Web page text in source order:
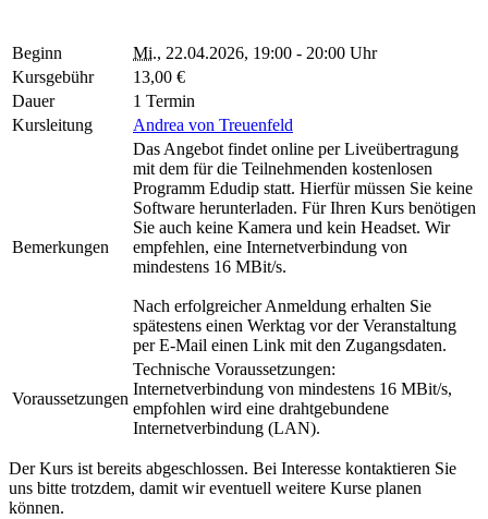
Beginn Mi., 22.04.2026, 19:00 - 20:00 Uhr
Kursgebühr
13,00 €
Dauer
1 Termin
Kursleitung
Andrea von Treuenfeld
Bemerkungen
Das Angebot findet online per Liveübertragung
mit dem für die Teilnehmenden kostenlosen
Programm Edudip statt. Hierfür müssen Sie keine
Software herunterladen. Für Ihren Kurs benötigen
Sie auch keine Kamera und kein Headset. Wir
empfehlen, eine Internetverbindung von
mindestens 16 MBit/s.
Nach erfolgreicher Anmeldung erhalten Sie
spätestens einen Werktag vor der Veranstaltung
per E-Mail einen Link mit den Zugangsdaten.
Voraussetzungen
Technische Voraussetzungen:
Internetverbindung von mindestens 16 MBit/s,
empfohlen wird eine drahtgebundene
Internetverbindung (LAN).
Der Kurs ist bereits abgeschlossen. Bei Interesse kontaktieren Sie
uns bitte trotzdem, damit wir eventuell weitere Kurse planen
können.